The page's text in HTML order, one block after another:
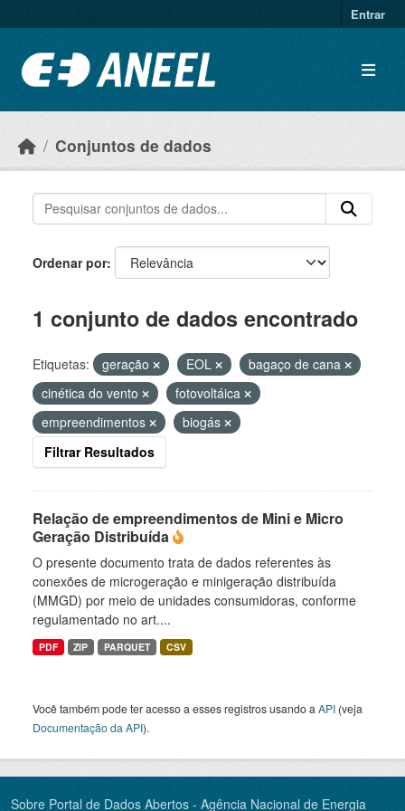
Entrar
Conjuntos de dados
Ordenar por
1 conjunto de dados encontrado
Etiquetas: geração EOL
bagaço de cana
cinética do vento
fotovoltáica
empreendimentos
biogás
Filtrar Resultados
Relação de empreendimentos de Mini e Micro
Geração Distribuída
O presente documento trata de dados referentes às
conexões de microgeração e minigeração distribuída
(MMGD) por meio de unidades consumidoras, conforme
regulamentado no art....
PDF ZIP PARQUET CSV
Você também pode ter acesso a esses registros usando a API (veja
Documentação da API).
Sobre Portal de Dados Abertos - Agência Nacional de Energia